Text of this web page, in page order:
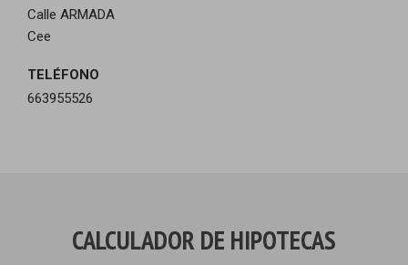
Calle ARMADA
Cee
TELÉFONO
663955526
CALCULADOR DE HIPOTECAS